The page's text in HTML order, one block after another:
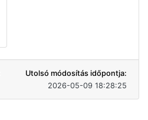
Utolsó módosítás időpontja:
2026-05-09 18:28:25